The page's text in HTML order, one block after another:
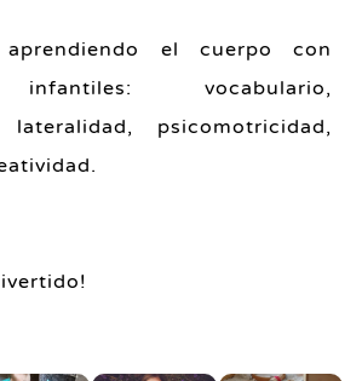
el cuerpo con
vocabulario,
lateralidad, psicomotricidad,